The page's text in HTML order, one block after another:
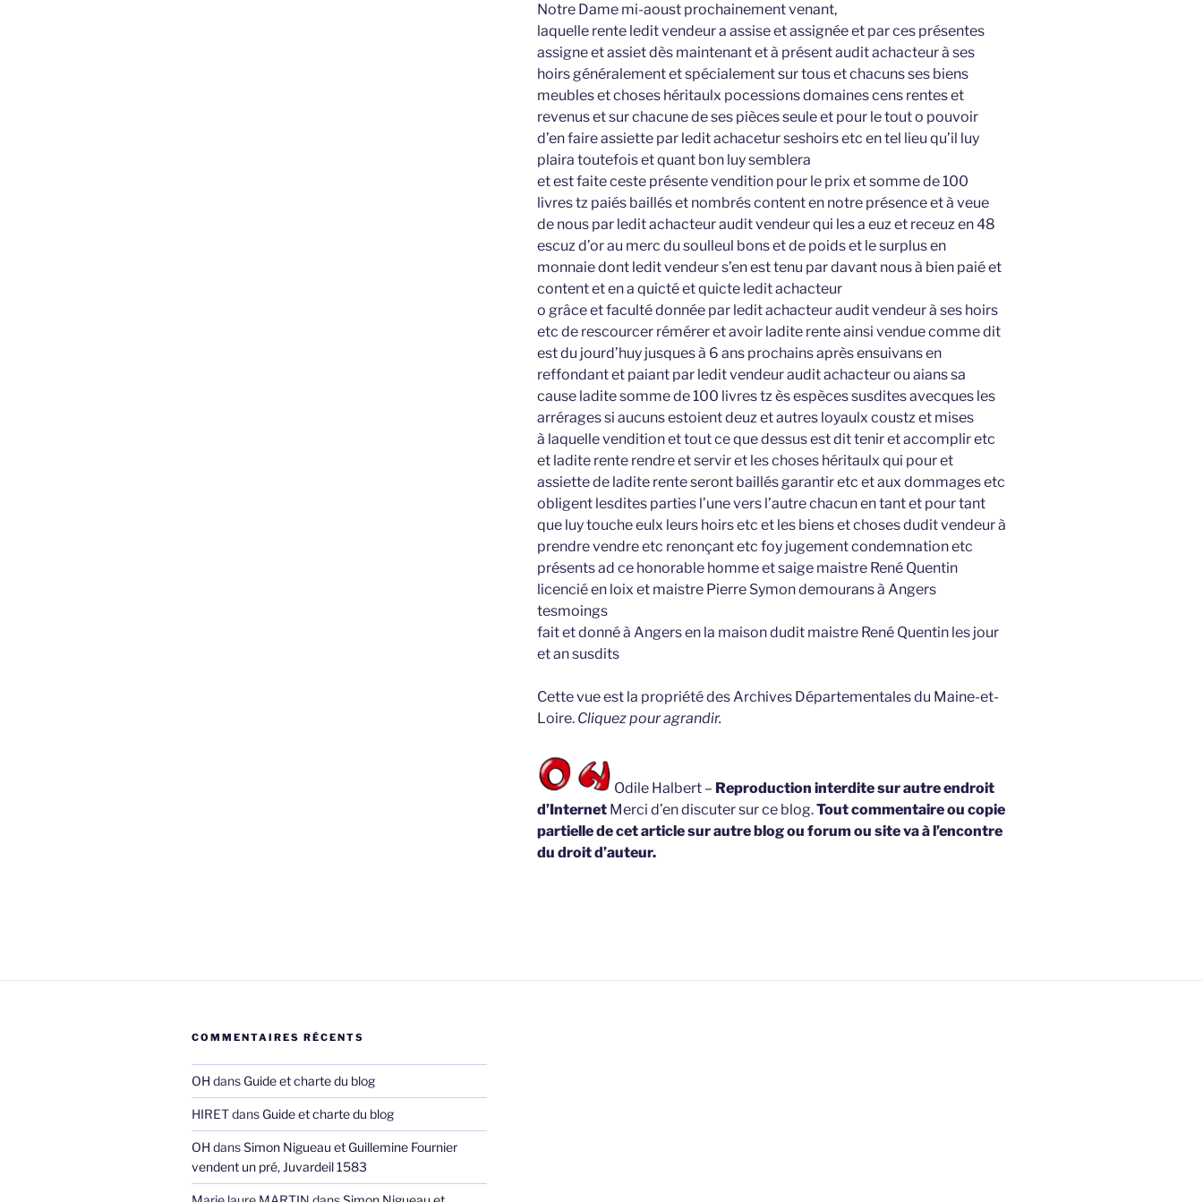
Notre Dame mi-aoust prochainement venant,
laquelle rente ledit vendeur a assise et assignée et par ces présentes
assigne et assiet dès maintenant et à présent audit achacteur à ses
hoirs généralement et spécialement sur tous et chacuns ses biens
meubles et choses héritaulx pocessions domaines cens rentes et
revenus et sur chacune de ses pièces seule et pour le tout o pouvoir
d’en faire assiette par ledit achacetur seshoirs etc en tel lieu qu’il luy
plaira toutefois et quant bon luy semblera
et est faite ceste présente vendition pour le prix et somme de 100
livres tz paiés baillés et nombrés content en notre présence et à veue
de nous par ledit achacteur audit vendeur qui les a euz et receuz en 48
escuz d’or au merc du soulleul bons et de poids et le surplus en
monnaie dont ledit vendeur s’en est tenu par davant nous à bien paié et
content et en a quicté et quicte ledit achacteur
o grâce et faculté donnée par ledit achacteur audit vendeur à ses hoirs
etc de rescourcer rémérer et avoir ladite rente ainsi vendue comme dit
est du jourd’huy jusques à 6 ans prochains après ensuivans en
reffondant et paiant par ledit vendeur audit achacteur ou aians sa
cause ladite somme de 100 livres tz ès espèces susdites avecques les
arrérages si aucuns estoient deuz et autres loyaulx coustz et mises
à laquelle vendition et tout ce que dessus est dit tenir et accomplir etc
et ladite rente rendre et servir et les choses héritaulx qui pour et
assiette de ladite rente seront baillés garantir etc et aux dommages etc
obligent lesdites parties l’une vers l’autre chacun en tant et pour tant
que luy touche eulx leurs hoirs etc et les biens et choses dudit vendeur à
prendre vendre etc renonçant etc foy jugement condemnation etc
présents ad ce honorable homme et saige maistre René Quentin
licencié en loix et maistre Pierre Symon demourans à Angers
tesmoings
fait et donné à Angers en la maison dudit maistre René Quentin les jour
et an susdits
Cette vue est la propriété des Archives Départementales du Maine-et-
Loire. Cliquez pour agrandir.
Odile Halbert – Reproduction interdite sur autre endroit
d’Internet Merci d’en discuter sur ce blog.Tout commentaire ou copie
partielle de cet article sur autre blog ou forum ou site va à l’encontre
du droit d’auteur.
COMMENTAIRES RÉCENTS
OH dans Guide et charte du blog
HIRETdans Guide et charte du blog
OH dansSimon Nigueau et Guillemine Fournier
vendent un pré, Juvardeil 1583